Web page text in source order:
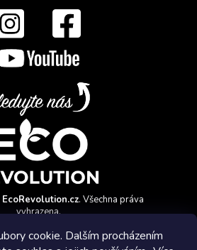
cookie. Dalším procházením
EcoRevolution.cz. Všechna práva
vyhrazena.